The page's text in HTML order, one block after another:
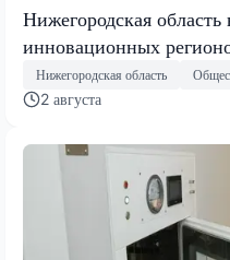
Нижегородская
инновационных
Нижегородская область
2 августа